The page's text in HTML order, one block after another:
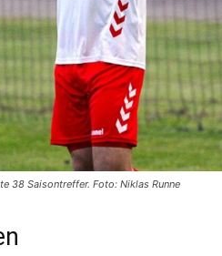
38 Saisontreffer. Foto: Niklas Runne